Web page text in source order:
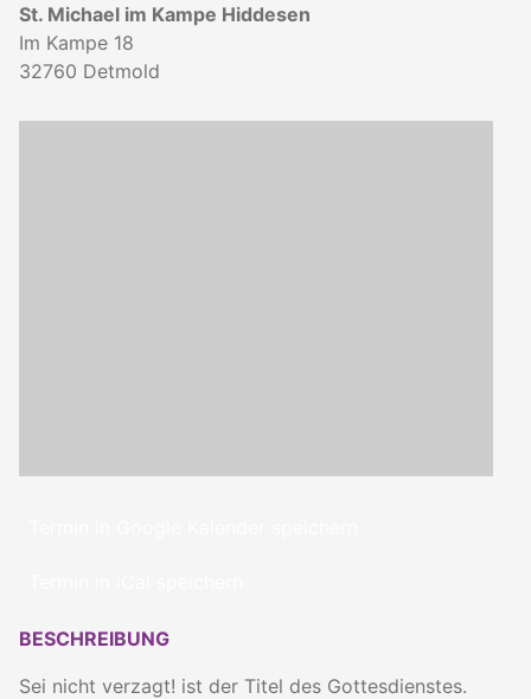
St. Michael im Kampe Hiddesen
Im Kampe 18
32760 Detmold
BESCHREIBUNG
Sei nicht verzagt! ist der Titel des Gottesdienstes.